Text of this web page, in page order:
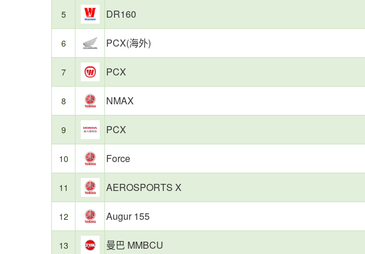
用
户
提
加
油
记
录
统
计
制
作，
反
映
用
车
真
内
市
场
欢
迎
的
细
分
市
场
之
一，
2025
级
别
车
5 DR160
6 PCX(海外)
7 PCX
8 NMAX
9 PCX
10 Force
11 AEROSPORTS X
12 Augur 155
13 曼巴 MMBCU